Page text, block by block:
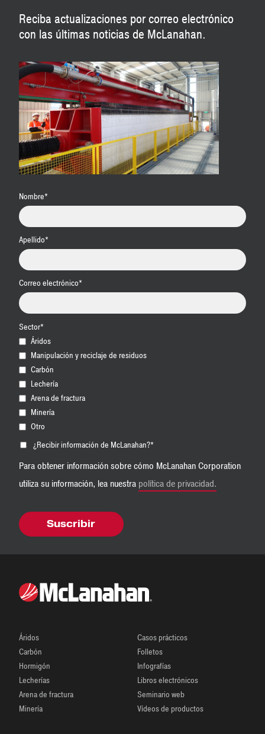
Reciba actualizaciones por correo electrónico
con las últimas noticias de McLanahan.
Nombre*
Apellido*
Correo electrónico*
Sector*
Áridos
Manipulación y reciclaje de residuos
Carbón
Lechería
Arena de fractura
Minería
Otro
¿Recibir información de McLanahan?*
Para obtener información sobre cómo McLanahan Corporation
utiliza su información, lea nuestra política de privacidad.
Áridos
Carbón
Hormigón
Lecherías
Arena de fractura
Minería
Casos prácticos
Folletos
Infografías
Libros electrónicos
Seminario web
Vídeos de productos